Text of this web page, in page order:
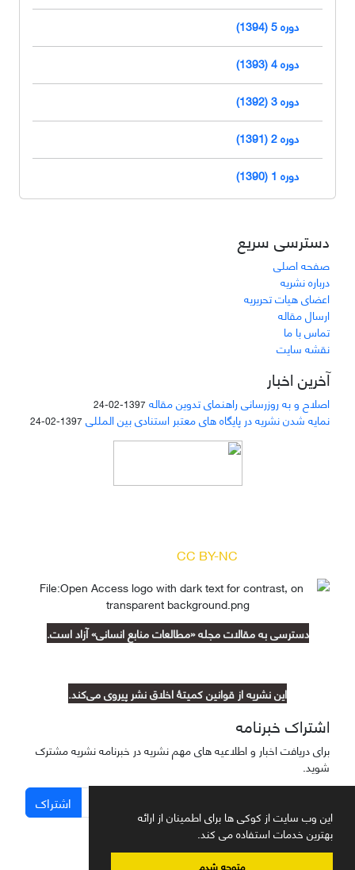
این وب سایت از کوکی ها برای اطمینان از ارائه
بهترین خدمات استفاده می کند.
متوجه شدم
دوره 5 (1394)
دوره 4 (1393)
دوره 3 (1392)
دوره 2 (1391)
دوره 1 (1390)
دسترسی سریع
صفحه اصلی
درباره نشریه
اعضای هیات تحریریه
ارسال مقاله
تماس با ما
نقشه سایت
آخرین اخبار
اصلاح و به روزرسانی راهنمای تدوین مقاله 1397-02-24
نمایه شدن نشریه در پایگاه های معتبر استنادی بین المللی 1397-02-24
CC BY-NC
دسترسی به مقالات مجله «مطالعات منابع انسانی» آزاد است.
این نشریه از قوانین کمیتۀ اخلاق نشر پیروی می‌کند.
اشتراک خبرنامه
برای دریافت اخبار و اطلاعیه های مهم نشریه در خبرنامه نشریه مشترک
شوید.
اشتراک